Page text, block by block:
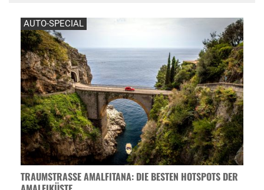
AUTO-SPECIAL
TRAUMSTRASSE AMALFITANA: DIE BESTEN HOTSPOTS DER A